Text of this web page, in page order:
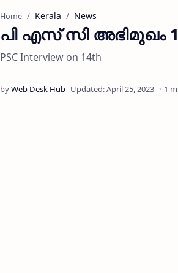
Home Kerala News
പി എസ് സി അഭിമുഖം
PSC Interview on 14th
1